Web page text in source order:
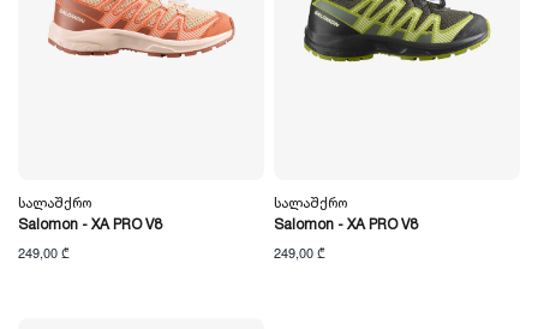
Სალაშქრო
Salomon - XA PRO V8
249,00 ₾
Სალაშქრო
Salomon - XA PRO V8
249,00 ₾